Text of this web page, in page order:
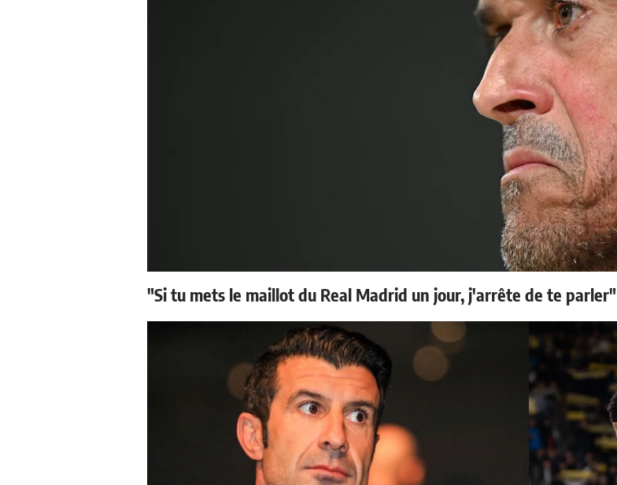
"Si tu mets le maillot du Real Madrid un jour, j'arrête de te parler"